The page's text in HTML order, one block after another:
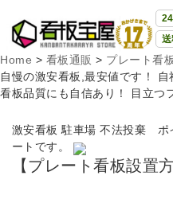
Home > 看板通販 > プレート看板
自慢の激安看板,最安値です！
看板品質にも自信あり！ 目立つ
激安看板 駐車場 不法投棄
ートです。
【プレート看板設置方